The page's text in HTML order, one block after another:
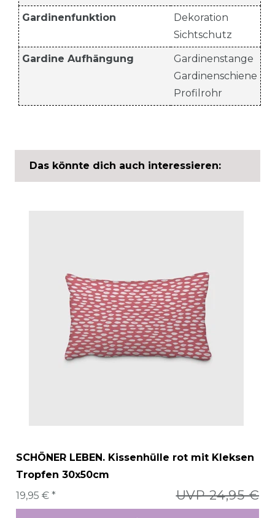
Gardinenfunktion
Dekoration
Sichtschutz
Gardine Aufhängung
Gardinenstange
Gardinenschiene
Profilrohr
Das könnte dich auch interessieren:
SCHÖNER LEBEN. Kissenhülle rot mit Kleksen
Tropfen 30x50cm
UVP 24,95 €
19,95 € *